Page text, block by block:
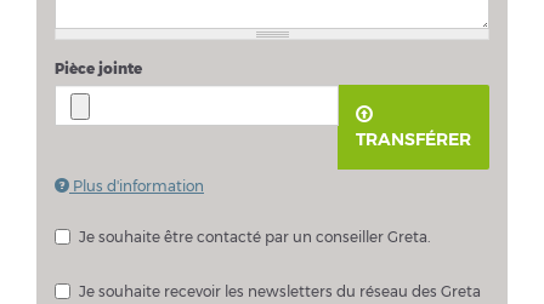
Pièce jointe
TRANSFÉRER
Plus d'information
Extensions autorisées :pdf doc docx.
Je souhaite être contacté par un conseiller Greta.
Je souhaite recevoir les newsletters du réseau des Greta